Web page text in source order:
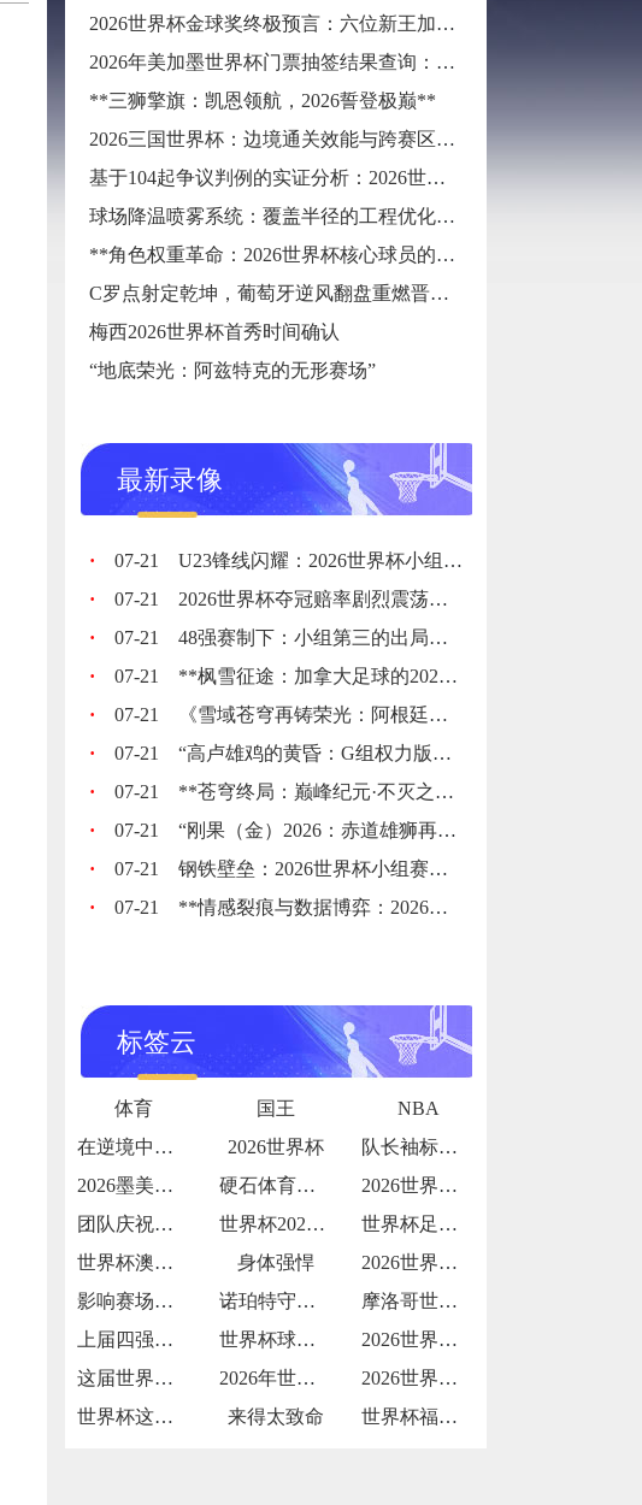
2026世界杯金球奖终极预言：六位新王加冕的宿命轨迹
2026年美加墨世界杯门票抽签结果查询：唯一官方指定24直播网
**三狮擎旗：凯恩领航，2026誓登极巅**
2026三国世界杯：边境通关效能与跨赛区通勤时长预测
基于104起争议判例的实证分析：2026世界杯半自动越位系统触发逻辑与判准精度的优化校准
球场降温喷雾系统：覆盖半径的工程优化策略
**角色权重革命：2026世界杯核心球员的战术职能重塑**
C罗点射定乾坤，葡萄牙逆风翻盘重燃晋级希望
梅西2026世界杯首秀时间确认
“地底荣光：阿兹特克的无形赛场”
最新录像
· 07-21
U23锋线闪耀：2026世界杯小组赛个人进球全记录
·
07-21
2026世界杯夺冠赔率剧烈震荡：国际顶级机构最新榜单出炉
·
07-21
48强赛制下：小组第三的出局线算法与晋级门槛推演
·
07-21
**枫雪征途：加拿大足球的2026黎明之战**
·
07-21
《雪域苍穹再铸荣光：阿根廷三冠史诗》
·
07-21
“高卢雄鸡的黄昏：G组权力版图的重组与裂变”
·
07-21
**苍穹终局：巅峰纪元·不灭之冠**
·
07-21
“刚果（金）2026：赤道雄狮再踏征途”
·
07-21
钢铁壁垒：2026世界杯小组赛防守体系的极致博弈
·
07-21 **情感裂痕与数据博弈：2026世界杯舆论风暴的多维解构**
标签云
体育 国王
NBA
在逆境中探寻破局之光
2026世界杯
队长袖标的故事传承与责任
2026墨美加世界杯：48队赛制下种子队
硬石体育场加勒比海季风期的排水系统测试：
2026世界杯更衣室狂欢视频流出
团队庆祝氛围拉满
世界杯2026：哪支球队的“战术执行力”
世界杯足球主题夏令营报名火爆
世界杯澳大利亚：亚洲袋鼠
身体强悍
2026世界杯球队内讧传闻
影响赛场表现
诺珀特守护！32 岁荷兰门神世界杯屏障
摩洛哥世界杯淘汰赛赛程
上届四强再遇强敌
世界杯球员因发型像鸡冠被解说调侃
2026世界杯纵容天价票
这届世界杯被批贪婪
2026年世界杯：小组赛72场与淘汰赛3
2026世界杯物流中冷链餐食的三国检疫标
世界杯这打击
来得太致命 世界杯福登建功